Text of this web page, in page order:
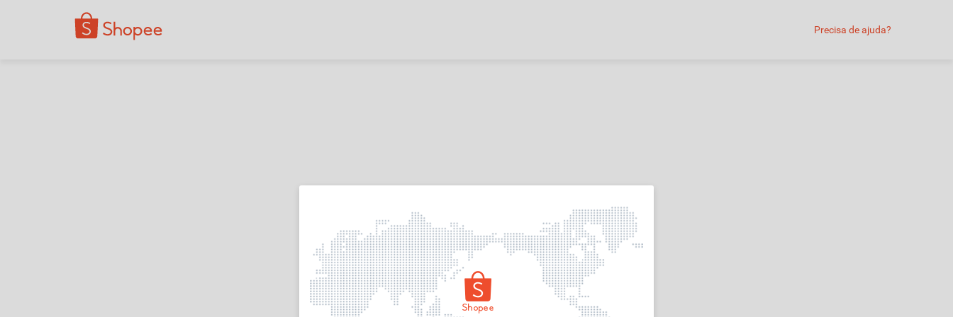
Precisa de ajuda?